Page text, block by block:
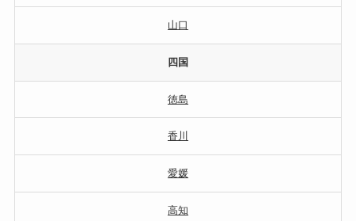
山口
四国
徳島
香川
愛媛
高知